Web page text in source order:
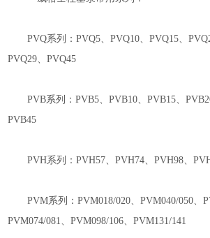
PVQ系列：PVQ5、PVQ10、PVQ15、
PVQ29、PVQ45
PVB系列：PVB5、PVB10、PVB15、
PVB45
PVH系列：PVH57、PVH74、PVH98、
PVM系列：PVM018/020、PVM040/050、
PVM074/081、PVM098/106、PVM131/141